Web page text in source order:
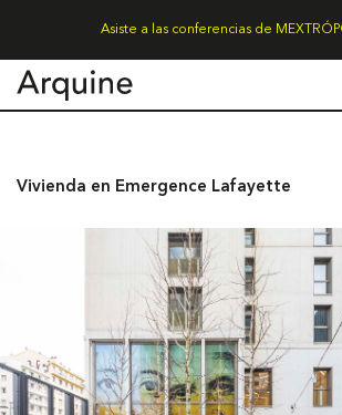
Asiste a las conferencias de
Vivienda en Emergence Lafayette